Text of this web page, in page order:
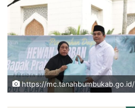
https://mc.tanahbumbukab.go.id/